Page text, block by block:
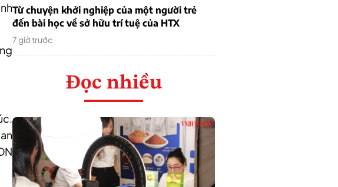
Từ chuyện khởi nghiệp của một người trẻ
đến bài học về sở hữu trí tuệ của HTX
7 giờ trước
Đọc nhiều